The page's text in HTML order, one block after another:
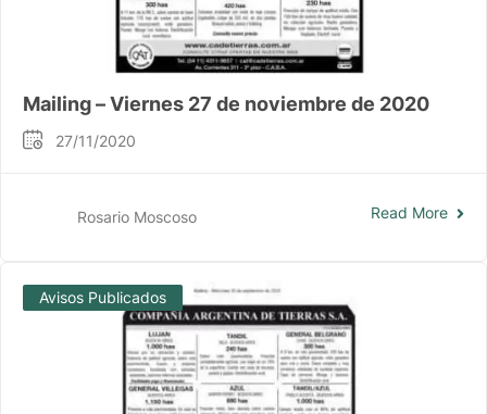
Mailing – Viernes 27 de noviembre de 2020
27/11/2020
Rosario Moscoso Read More
Avisos Publicados